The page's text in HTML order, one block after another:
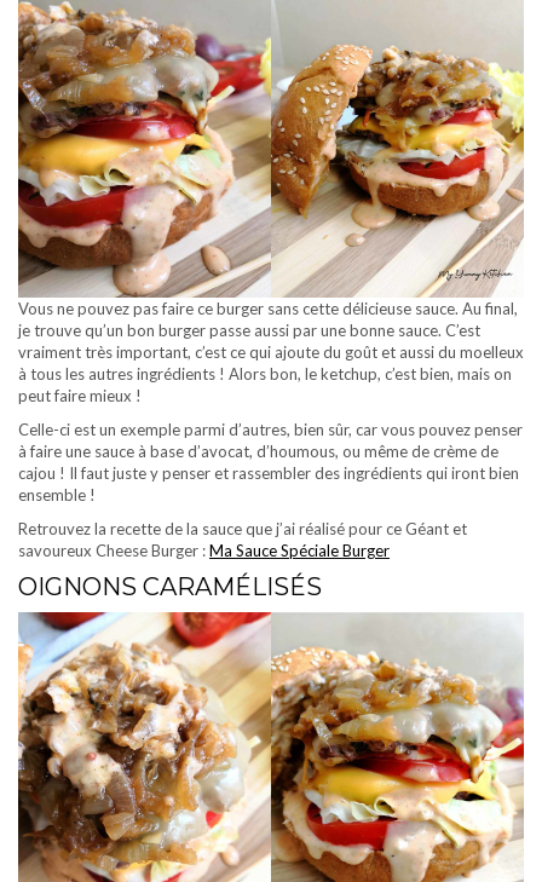
Vous ne pouvez pas faire ce burger sans cette délicieuse sauce. Au final,
je trouve qu’un bon burger passe aussi par une bonne sauce. C’est
vraiment très important, c’est ce qui ajoute du goût et aussi du moelleux
à tous les autres ingrédients ! Alors bon, le ketchup, c’est bien, mais on
peut faire mieux !
Celle-ci est un exemple parmi d’autres, bien sûr, car vous pouvez penser
à faire une sauce à base d’avocat, d’houmous, ou même de crème de
cajou ! Il faut juste y penser et rassembler des ingrédients qui iront bien
ensemble !
Retrouvez la recette de la sauce que j’ai réalisé pour ce Géant et
savoureux Cheese Burger :Ma Sauce Spéciale Burger
OIGNONS CARAMÉLISÉS